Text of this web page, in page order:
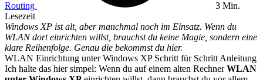
Routing
3 Min.
Lesezeit
Windows XP ist alt, aber manchmal noch im Einsatz. Wenn du
WLAN dort einrichten willst, brauchst du keine Magie, sondern eine
klare Reihenfolge. Genau die bekommst du hier.
WLAN Einrichtung unter Windows XP Schritt für Schritt Anleitung
Ich halte das hier simpel: Wenn du auf einem alten RechnerWLAN